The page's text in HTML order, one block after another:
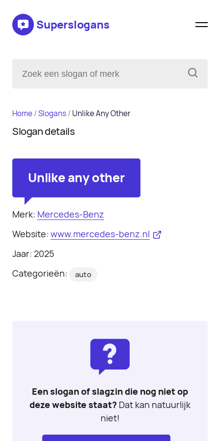
Superslogans
Home/Slogans/ Unlike Any Other
Slogan details
Unlike any other
Merk: Mercedes-Benz
Website: www.mercedes-benz.nl
Jaar: 2025
Categorieën:
auto
Een slogan of slagzin die nog niet op
deze website staat? Dat kan natuurlijk
niet!